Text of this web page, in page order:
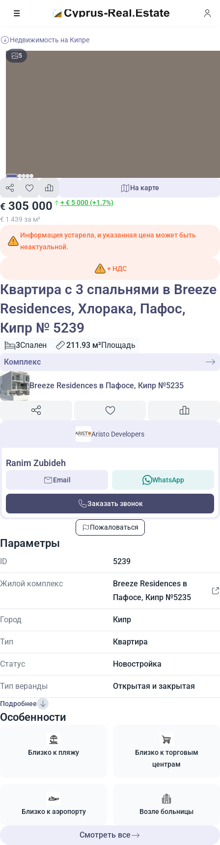
Недвижимость на Кипре
5
€ 305 000 + € 5 000 (+1.7%)
€ 1 439 за м²
На карте
Информация устарела, и указанная цена может быть
неактуальной.
+ НДС
Квартира с 3 спальнями в Breeze
Residences, Хлорака, Пафос,
Кипр № 5239
3Спален 211.93 м²Площадь
Комплекс
Breeze Residences в Пафосе, Кипр №5235
Aristo Developers
Ranim Zubideh
Email WhatsApp
Заказать звонок
Пожаловаться
Параметры
ID 5239
Жилой комплекс
Breeze Residences в
Пафосе, Кипр №5235
Город Кипр
Тип Квартира
Статус Новостройка
Тип веранды Открытая и закрытая
Подробнее
Особенности
Близко к пляжу
Близко к торговым
центрам
Близко к аэропорту Возле больницы
Смотреть все